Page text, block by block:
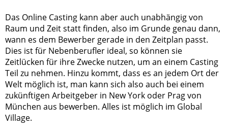
Das Online Casting kann aber auch unabhängig von
Raum und Zeit statt finden, also im Grunde genau dann,
wann es dem Bewerber gerade in den Zeitplan passt.
Dies ist für Nebenberufler ideal, so können sie
Zeitlücken für ihre Zwecke nutzen, um an einem Casting
Teil zu nehmen. Hinzu kommt, dass es an jedem Ort der
Welt möglich ist, man kann sich also auch bei einem
zukünftigen Arbeitgeber in New York oder Prag von
München aus bewerben. Alles ist möglich im Global
Village.